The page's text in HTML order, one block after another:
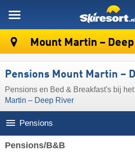
Mount Martin –
Pensions Mount Martin –
Pensions en Bed & Breakfast's bij het
Martin – Deep River
Pensions
Pensions/B&B